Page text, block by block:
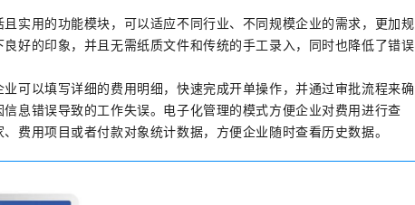
实用的功能模块，可以适应不同行业、不同规模企业的需求，更加规
好的印象，并且无需纸质文件和传统的手工录入，同时也降低了错误
可以填写详细的费用明细，快速完成开单操作，并通过审批流程来确
息错误导致的工作失误。电子化管理的模式方便企业对费用进行查
费用项目或者付款对象统计数据，方便企业随时查看历史数据。